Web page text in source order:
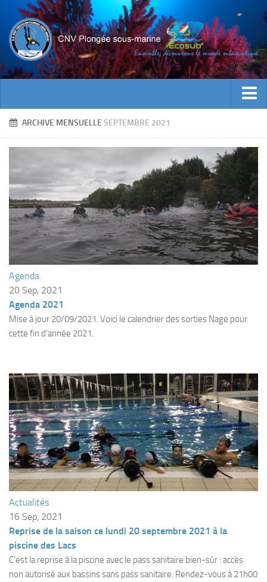
ACTUALITES
Bienvenue
Contacts
Documents utiles
Encadrement
Historique
ECOLE DE PLONGEE
Formations
Plongeur N2
Plongeur N3
Maintien des acquis
Guide de palanquée N4
Initiateur
Moniteur Fédéral
Organisation
Responsables
Fosse
Sorties techniques
ARCHIVE MENSUELLESEPTEMBRE 2021
Agenda
20 Sep, 2021
Agenda 2021
Mise à jour 20/09/2021. Voici le calendrier des sorties Nage pour
cette fin d’année 2021.
Actualités
16 Sep, 2021
Reprise de la saison ce lundi 20 septembre 2021 à la
piscine des Lacs
C’est la reprise à la piscine avec le pass sanitaire bien-sûr : accès
non autorisé aux bassins sans pass sanitaire. Rendez-vous à 21h00